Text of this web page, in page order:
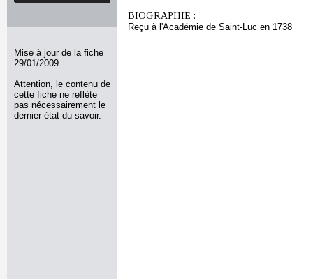
Mise à jour de la fiche
29/01/2009
Attention, le contenu de
cette fiche ne reflète
pas nécessairement le
dernier état du savoir.
BIOGRAPHIE :
Reçu à l'Académie de Saint-Luc en 1738